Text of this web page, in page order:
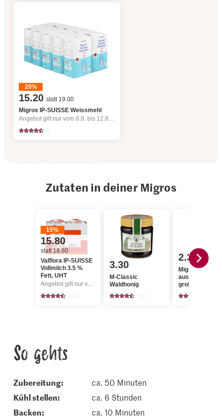
20%
15.20 statt 19.00
Migros IP-SUISSE Weissmehl
Angebot gilt nur vom 6.8. bis 12.8.2026, solange Vorrat.
Zutaten in deiner Migros
15%
15.80
statt 18.60
Valflora IP-SUISSE
Vollmilch 3.5 %
Fett, UHT
Angebot gilt nur vom 6.8. bis 12.8.2026, solange Vorrat.
3.30
M-Classic
Waldhonig
2.30
Migros
aus Zuckerrohr
grob
So gehts
Zubereitung:
ca. 50 Minuten
kühl stellen:
ca. 6 Stunden
backen:
ca. 10 Minuten